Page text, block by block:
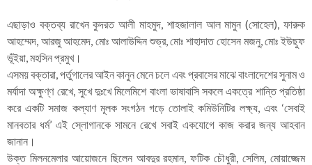
এছাড়াও বক্তব্য রাখেন কুদরত আলী মাহমুদ, শাহজালাল আল মামুন (সোহেল), ফারুক
আহম্মেদ, আরজু আহমেদ, মোঃ আলাউদ্দিন শুভ্র, মোঃ শাহাদাত হোসেন মজনু, মোঃ ইউছুফ
ভূঁইয়া, মহসিন প্রমুখ।
এসময় বক্তারা, পর্তুগালের আইন কানুন মেনে চলে এবং প্রবাসের মাঝে বাংলাদেশের সুনাম ও
মর্যাদা অক্ষুণ্ণ রেখে, সুখে দুঃখে মিলেমিশে বাংলা ভাষাবাসি সকলে একত্রে শান্তি প্রতিষ্ঠা
করে একটি সমাজ কল্যাণ মূলক সংগঠন গড়ে তোলাই কমিউনিটির লক্ষ্য, এবং ‘সেবাই
মানবতার ধর্ম’ এই স্লোগানকে সামনে রেখে সবাই একযোগে কাজ করার জন্য আহবান
জানান।
উক্ত মিলনমেলার আয়োজনে ছিলেন আবদুর রহমান, ফটিক চৌধুরী, সেলিম, মোয়াজ্জেম